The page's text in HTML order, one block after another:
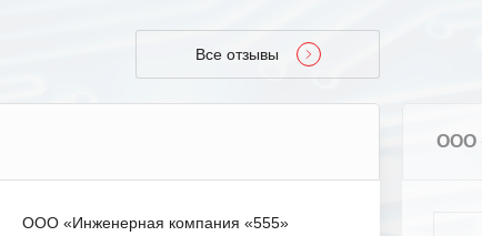
Все отзывы
ООО «Инженерная компания «555»
ООО